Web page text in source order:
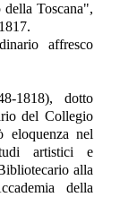
Toscana",
affresco
1818), dotto
del Collegio
eloquenza nel
artistici e
alla
della